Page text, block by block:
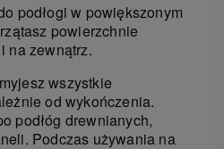
podłogi w powiększonym
powierzchnie
na zewnątrz.
wszystkie
od wykończenia.
podłóg drewnianych,
Podczas używania na